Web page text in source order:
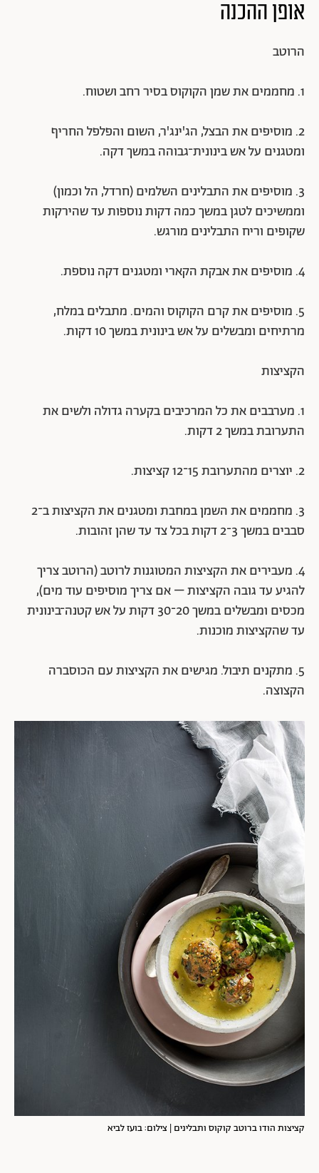
אופן ההכנה
הרוטב
1. מחממים את שמן הקוקוס בסיר רחב ושטוח.
2. מוסיפים את הבצל, הג'ינג'ר, השום והפלפל החריף
ומטגנים על אש בינונית־גבוהה במשך דקה.
3. מוסיפים את התבלינים השלמים (חרדל, הל וכמון)
וממשיכים לטגן במשך כמה דקות נוספות עד שהירקות
שקופים וריח התבלינים מורגש.
4. מוסיפים את אבקת הקארי ומטגנים דקה נוספת.
5. מוסיפים את קרם הקוקוס והמים. מתבלים במלח,
מרתיחים ומבשלים על אש בינונית במשך 10 דקות.
הקציצות
1. מערבבים את כל המרכיבים בקערה גדולה ולשים את
התערובת במשך 2 דקות.
2. יוצרים מהתערובת 15־12 קציצות.
3. מחממים את השמן במחבת ומטגנים את הקציצות ב־2
סבבים במשך 3־2 דקות בכל צד עד שהן זהובות.
4. מעבירים את הקציצות המטוגנות לרוטב (הרוטב צריך
להגיע עד גובה הקציצות – אם צריך מוסיפים עוד מים),
מכסים ומבשלים במשך 20־30 דקות על אש קטנה־בינונית
עד שהקציצות מוכנות.
5. מתקנים תיבול. מגישים את הקציצות עם הכוסברה
הקצוצה.
קציצות הודו ברוטב קוקוס ותבלינים | צילום: בועז לביא